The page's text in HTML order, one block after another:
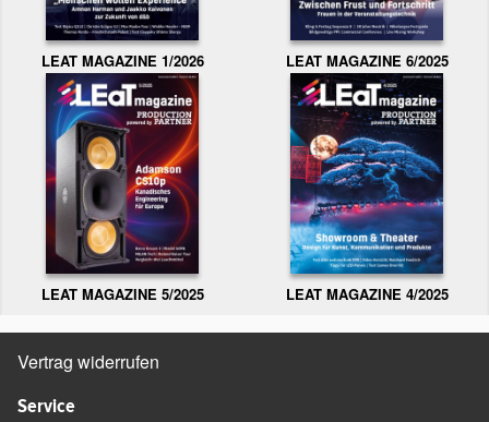
LEAT MAGAZINE 1/2026 LEAT MAGAZINE 6/2025
LEAT MAGAZINE 5/2025 LEAT MAGAZINE 4/2025
Vertrag widerrufen
Service